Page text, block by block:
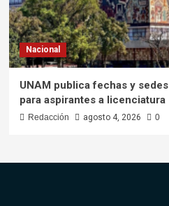
Nacional
UNAM publica fechas y
para aspirantes a licenciatura
Redacción agosto 4, 2026 0